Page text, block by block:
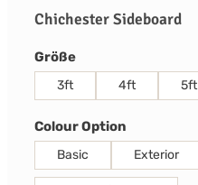
Chichester Sideboard
Größeauswählen
3ft 4ft 5ft
Colour Optionauswählen
Basic Exterior